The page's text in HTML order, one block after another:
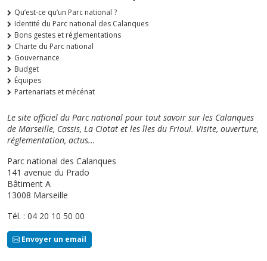
Qu’est-ce qu’un Parc national ?
Identité du Parc national des Calanques
Bons gestes et réglementations
Charte du Parc national
Gouvernance
Budget
Équipes
Partenariats et mécénat
Le site officiel du Parc national pour tout savoir sur les Calanques
de Marseille, Cassis, La Ciotat et les îles du Frioul. Visite, ouverture,
réglementation, actus...
Parc national des Calanques
141 avenue du Prado
Bâtiment A
13008 Marseille
Tél. : 04 20 10 50 00
Envoyer un email